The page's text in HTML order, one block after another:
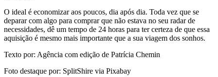
O ideal é economizar aos poucos, dia após dia. Toda vez que se
deparar com algo para comprar que não estava no seu radar de
necessidades, dê um tempo de 24 horas para ter certeza de que essa
aquisição é mesmo mais importante que a sua viagem dos sonhos.
Texto por: Agência com edição de Patrícia Chemin
Foto destaque por: SplitShire via Pixabay